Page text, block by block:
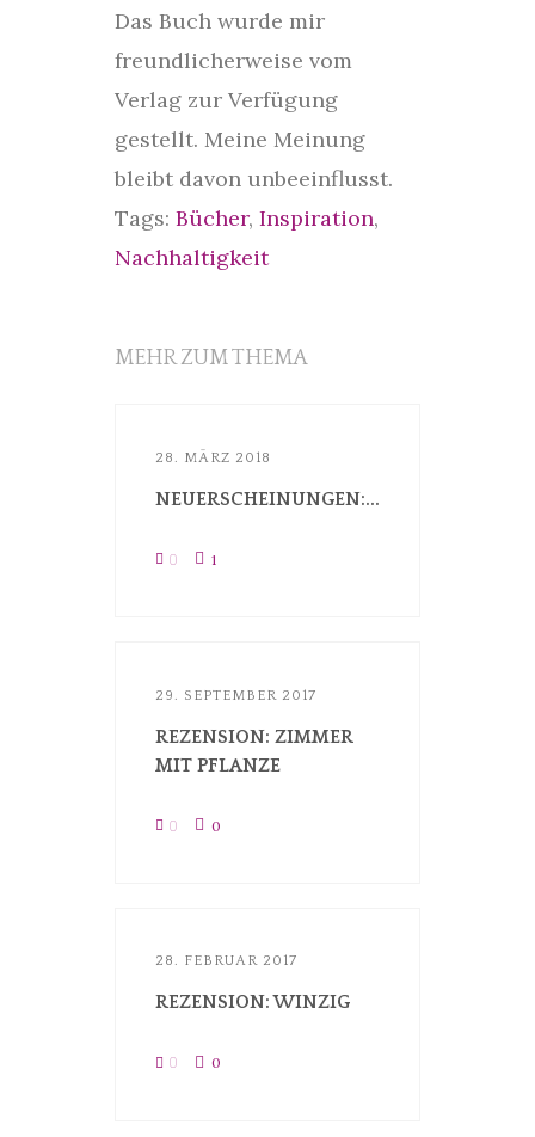
Das Buch wurde mir
freundlicherweise vom
Verlag zur Verfügung
gestellt. Meine Meinung
bleibt davon unbeeinflusst.
Tags: Bücher, Inspiration,
Nachhaltigkeit
MEHR ZUM THEMA
28. MÄRZ 2018
NEUERSCHEINUNGEN:...
0 1
29. SEPTEMBER 2017
REZENSION: ZIMMER
MIT PFLANZE
0 0
28. FEBRUAR 2017
REZENSION: WINZIG
0 0